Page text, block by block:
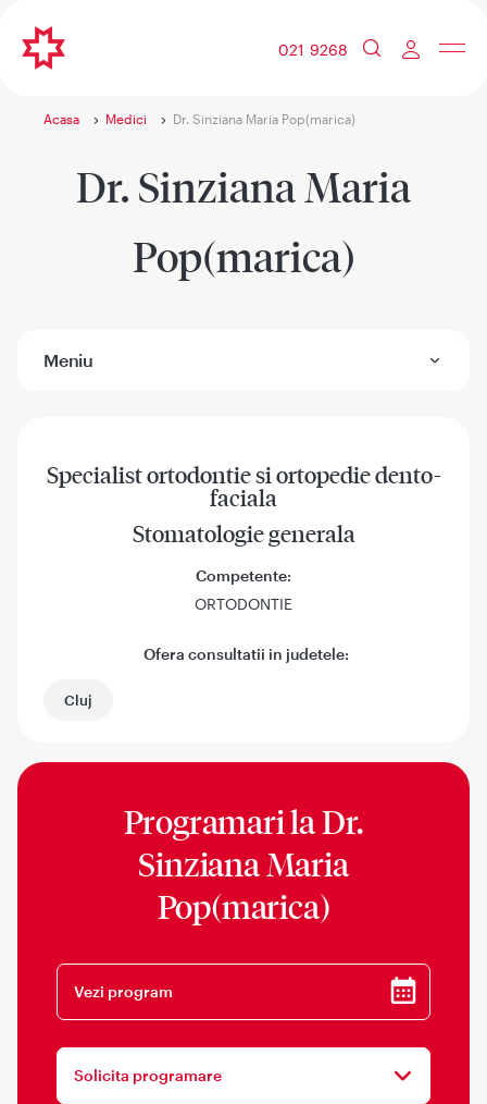
021 9268
Acasa Medici Dr. Sinziana Maria Pop(marica)
Dr. Sinziana Maria
Pop(marica)
Meniu
Specialist ortodontie si ortopedie dento-
faciala
Stomatologie generala
Competente:
ORTODONTIE
Ofera consultatii in judetele:
Cluj
Programari laDr.
Sinziana Maria
Pop(marica)
Vezi program
Solicita programare